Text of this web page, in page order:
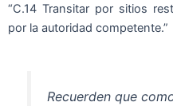
“C.14 Transitar por sitios
por la autoridad competente.”
Recuerden que